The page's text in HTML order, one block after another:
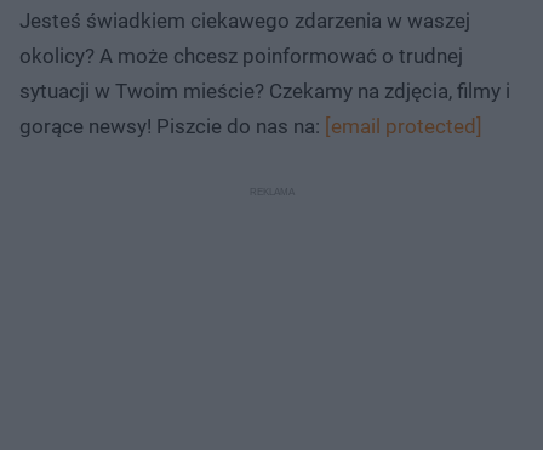
Jesteś świadkiem ciekawego zdarzenia w waszej
okolicy? A może chcesz poinformować o trudnej
sytuacji w Twoim mieście? Czekamy na zdjęcia, filmy i
gorące newsy! Piszcie do nas na: [email protected]